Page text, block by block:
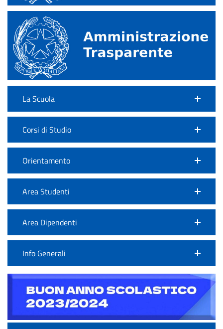
La Scuola
Corsi di Studio
Orientamento
Area Studenti
Area Dipendenti
Info Generali